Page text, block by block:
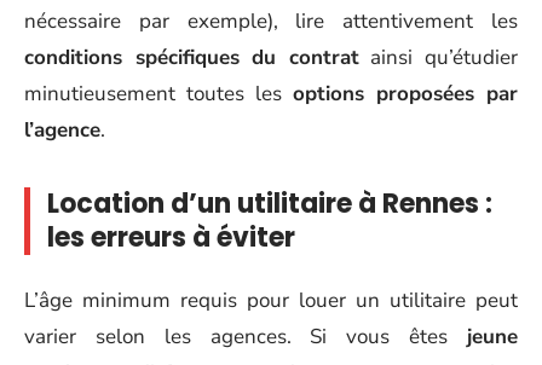
nécessaire par exemple), lire attentivement les
conditions spécifiques du contratainsi qu’étudier
minutieusement toutes les options proposées par
l’agence.
Location d’un utilitaire à Rennes :
les erreurs à éviter
L’âge minimum requis pour louer un utilitaire peut
varier selon les agences. Si vous êtes jeune